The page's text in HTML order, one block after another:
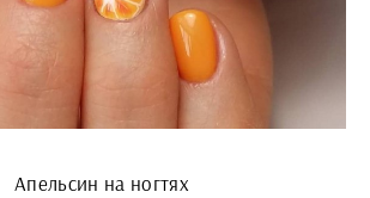
Апельсин на ногтях